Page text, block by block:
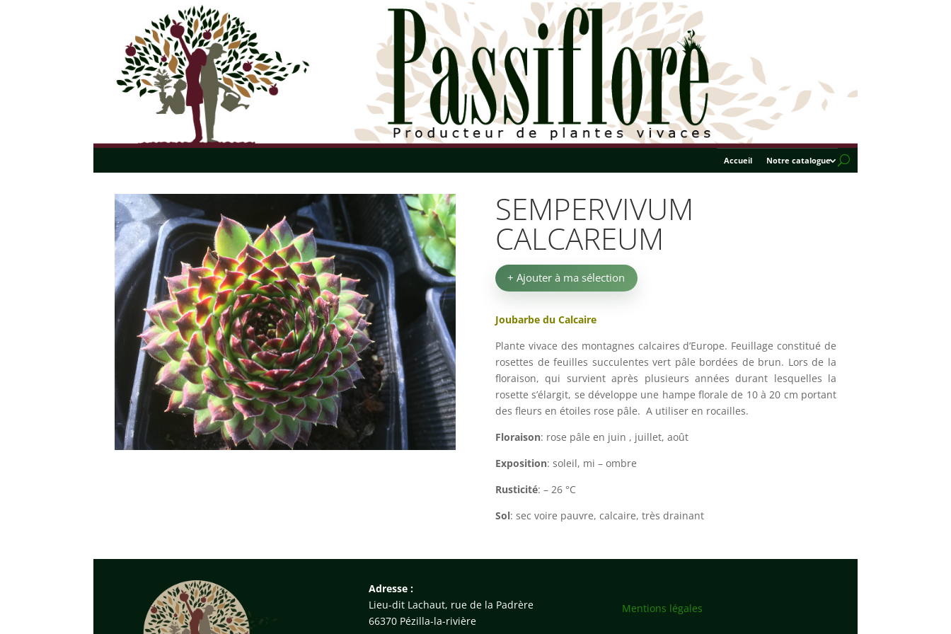
Accueil Notre catalogue
SEMPERVIVUM
CALCAREUM
+ Ajouter à ma sélection
Joubarbe du Calcaire
Plante vivace des montagnes calcaires d’Europe. Feuillage constitué de
rosettes de feuilles succulentes vert pâle bordées de brun. Lors de la
floraison, qui survient après plusieurs années durant lesquelles la
rosette s’élargit, se développe une hampe florale de 10 à 20 cm portant
des fleurs en étoiles rose pâle. A utiliser en rocailles.
Floraison: rose pâle en juin , juillet, août
Exposition: soleil, mi – ombre
Rusticité: – 26 °C
Sol: sec voire pauvre, calcaire, très drainant
Adresse :
Lieu-dit Lachaut, rue de la Padrère
66370 Pézilla-la-rivière
Mentions légales